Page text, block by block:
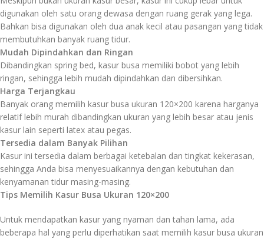
digunakan oleh satu orang dewasa dengan ruang gerak yang lega.
Bahkan bisa digunakan oleh dua anak kecil atau pasangan yang tidak
membutuhkan banyak ruang tidur.
Mudah Dipindahkan dan Ringan
Dibandingkan spring bed, kasur busa memiliki bobot yang lebih
ringan, sehingga lebih mudah dipindahkan dan dibersihkan.
Harga Terjangkau
Banyak orang memilih kasur busa ukuran 120×200 karena harganya
relatif lebih murah dibandingkan ukuran yang lebih besar atau jenis
kasur lain seperti latex atau pegas.
Tersedia dalam Banyak Pilihan
Kasur ini tersedia dalam berbagai ketebalan dan tingkat kekerasan,
sehingga Anda bisa menyesuaikannya dengan kebutuhan dan
kenyamanan tidur masing-masing.
Tips Memilih Kasur Busa Ukuran 120×200
Untuk mendapatkan kasur yang nyaman dan tahan lama, ada
beberapa hal yang perlu diperhatikan saat memilih kasur busa ukuran